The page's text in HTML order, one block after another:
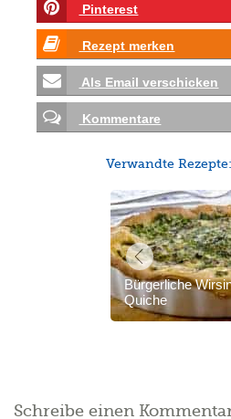
Pinterest
Rezept merken
Als Email verschicken
Kommentare
Verwandte Rezepte:
Bürgerliche
Quiche
Schreibe einen